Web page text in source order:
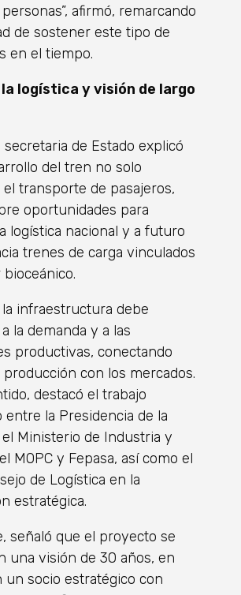
afirmó, remarcando
de sostener este tipo de
en el tiempo.
logística y visión de largo
secretaria de Estado explicó
del tren no solo
transporte de pasajeros,
oportunidades para
logística nacional y a futuro
trenes de carga vinculados
infraestructura debe
la demanda y a las
productivas, conectando
con los mercados.
destacó el trabajo
entre la Presidencia de la
Ministerio de Industria y
MOPC y Fepasa, así como el
de Logística en la
estratégica.
señaló que el proyecto se
una visión de 30 años, en
un socio estratégico con